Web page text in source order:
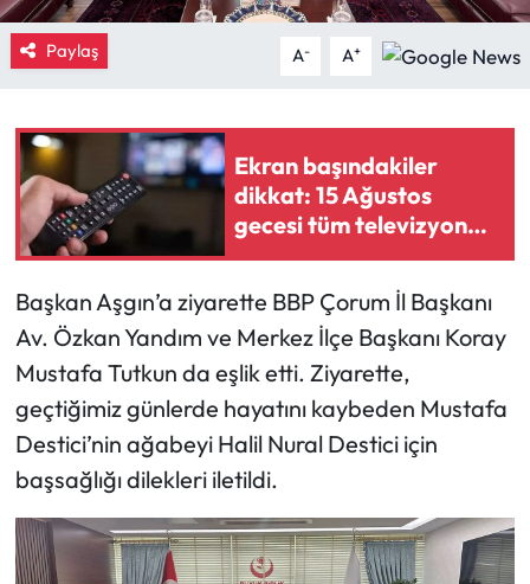
Paylaş A- A+
Ekran başındakiler
dikkat: 15 Ağustos
gecesi tüm televizyon
yayınları taşınıyor
Başkan Aşgın’a ziyarette BBP Çorum İl Başkanı
Av. Özkan Yandım ve Merkez İlçe Başkanı Koray
Mustafa Tutkun da eşlik etti. Ziyarette,
geçtiğimiz günlerde hayatını kaybeden Mustafa
Destici’nin ağabeyi Halil Nural Destici için
başsağlığı dilekleri iletildi.
İskilip Haberleri
Kimdir?
Kültür Sanat
Laçin Haberleri
Magazin
Mecitözü Haberleri
Oğuzlar Haberleri
Osmancık Haberleri